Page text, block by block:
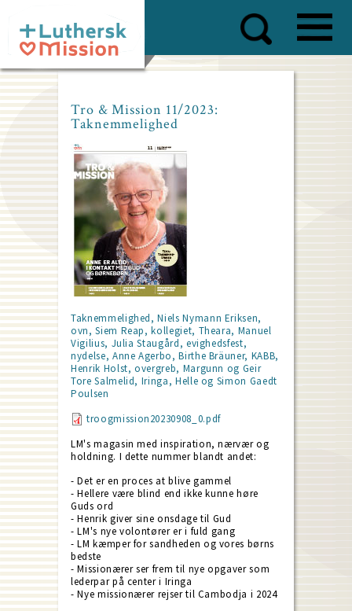
main
content
Tro & Mission 11/2023:
Taknemmelighed
Taknemmelighed, Niels Nymann Eriksen,
ovn, Siem Reap, kollegiet, Theara, Manuel
Vigilius, Julia Staugård, evighedsfest,
nydelse, Anne Agerbo, Birthe Bräuner, KABB,
Henrik Holst, overgreb, Margunn og Geir
Tore Salmelid, Iringa, Helle og Simon Gaedt
Poulsen
troogmission20230908_0.pdf
LM's magasin med inspiration, nærvær og
holdning. I dette nummer blandt andet:
- Det er en proces at blive gammel
- Hellere være blind end ikke kunne høre
Guds ord
- Henrik giver sine onsdage til Gud
- LM's nye volontører er i fuld gang
- LM kæmper for sandheden og vores børns
bedste
- Missionærer ser frem til nye opgaver som
lederpar på center i Iringa
- Nye missionærer rejser til Cambodja i 2024